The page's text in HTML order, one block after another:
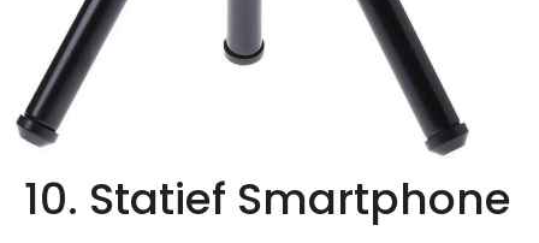
10. Statief Smartphone